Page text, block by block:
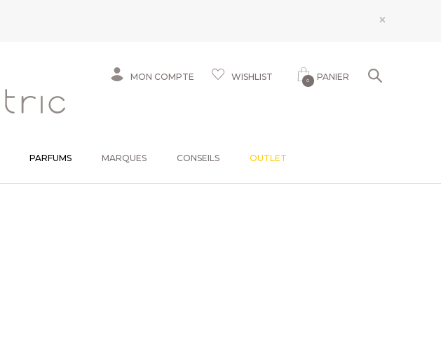
×
MON COMPTE WISHLIST 0 PANIER
PARFUMS MARQUES CONSEILS OUTLET